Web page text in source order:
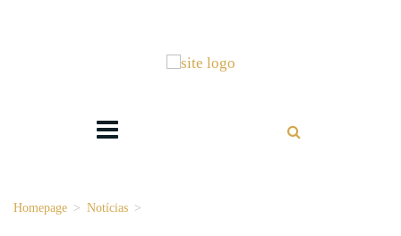
Homepage > Notícias >